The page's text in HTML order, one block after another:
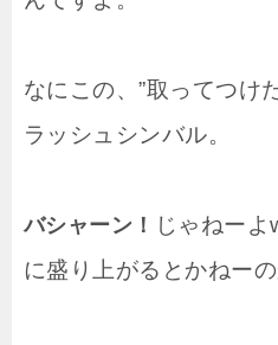
なにこの、”取ってつけ
ラッシュシンバル。
バシャーン！ じゃねー
に盛り上がるとかねー